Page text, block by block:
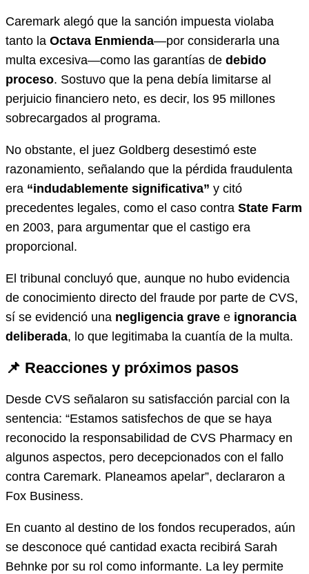
Caremark alegó que la sanción impuesta violaba
tanto la Octava Enmienda—por considerarla una
multa excesiva—como las garantías de debido
proceso. Sostuvo que la pena debía limitarse al
perjuicio financiero neto, es decir, los 95 millones
sobrecargados al programa.
No obstante, el juez Goldberg desestimó este
razonamiento, señalando que la pérdida fraudulenta
era “indudablemente significativa” y citó
precedentes legales, como el caso contra State Farm
en 2003, para argumentar que el castigo era
proporcional.
El tribunal concluyó que, aunque no hubo evidencia
de conocimiento directo del fraude por parte de CVS,
sí se evidenció una negligencia grave e ignorancia
deliberada, lo que legitimaba la cuantía de la multa.
📌 Reacciones y próximos pasos
Desde CVS señalaron su satisfacción parcial con la
sentencia: “Estamos satisfechos de que se haya
reconocido la responsabilidad de CVS Pharmacy en
algunos aspectos, pero decepcionados con el fallo
contra Caremark. Planeamos apelar”, declararon a
Fox Business.
En cuanto al destino de los fondos recuperados, aún
se desconoce qué cantidad exacta recibirá Sarah
Behnke por su rol como informante. La ley permite